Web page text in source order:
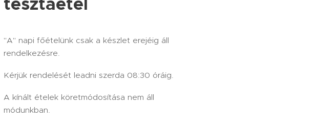
"A" napi főételünk csak a készlet erejéig áll
rendelkezésre.
Kérjük rendelését leadni szerda 08:30 óráig.
A kínált ételek köretmódosítása nem áll
módunkban.